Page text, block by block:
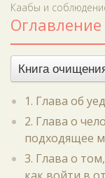
Каабы и
Оглавление
Книга
1. Глава об
2. Глава о
подходящее
3. Глава о